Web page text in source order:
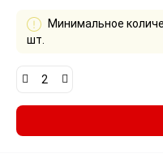
Минимальное
шт.